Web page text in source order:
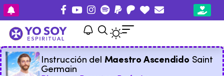
Instrucción del Maestro Ascendido Saint
Germain